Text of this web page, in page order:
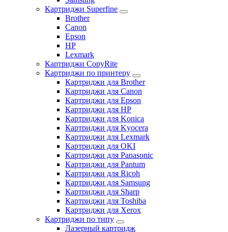
Картриджи Superfine
Brother
Canon
Epson
HP
Lexmark
Картриджи CopyRite
Картриджи по принтеру
Картриджи для Brother
Картриджи для Canon
Картриджи для Epson
Картриджи для HP
Картриджи для Konica
Картриджи для Kyocera
Картриджи для Lexmark
Картриджи для OKI
Картриджи для Panasonic
Картриджи для Pantum
Картриджи для Ricoh
Картриджи для Samsung
Картриджи для Sharp
Картриджи для Toshiba
Картриджи для Xerox
Картриджи по типу
Лазерный картридж